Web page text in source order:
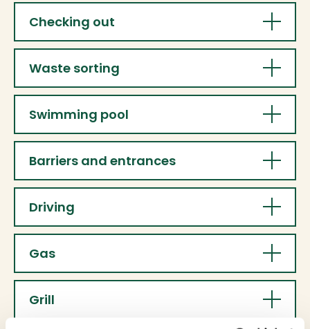
We are closed / unmanned from December 24 to
January 1
Checking out
Waste sorting
Swimming pool
Barriers and entrances
Driving
Gas
Grill